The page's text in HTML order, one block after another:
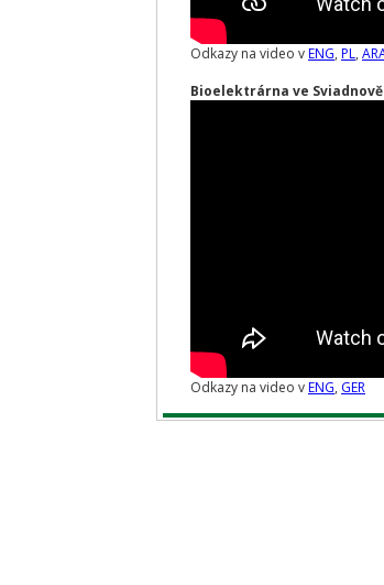
Odkazy na video vENG, PL,
Bioelektrárna ve Sviadnově
Odkazy na video vENG, GER